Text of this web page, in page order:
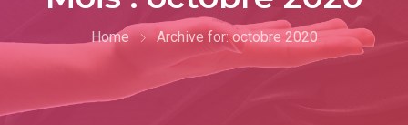
Home Archive for:octobre 2020